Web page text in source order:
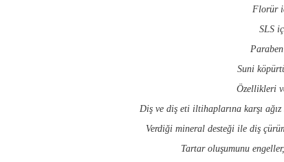
Florür
SLS
Suni
Özellikleri
Diş ve diş eti iltihaplarına karşı ağız
Verdiği mineral desteği ile diş
Tartar oluşumunu